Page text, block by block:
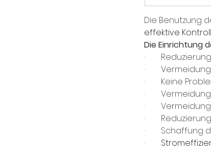
Die Benutzung
effektive
Die Einrichtung
·
·
·        Keine
·
·
·
·
·